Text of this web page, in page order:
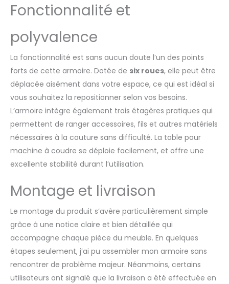
roulettes robustes, qui sont
pas nécessaire de lutter
pour déplacer la table, ce
qui permet d'économiser
du temps et des efforts.
【MULTIPLE USES】Ls table
pliante convient à d'autres
utilisations, telles que le
bureau, le buffet, la table
basse et ainsi de suite.
【ASSEMBLAGE FACILE】La
table pour machine à
et à utiliser grâce à des
claires. La conception de
l'apparence est élégante et
simple, ce qui complète
une variété de styles de
décoration intérieure.
Fonctionnalité et
polyvalence
La fonctionnalité est sans aucun doute l’un des points
forts de cette armoire. Dotée de six roues, elle peut être
déplacée aisément dans votre espace, ce qui est idéal si
vous souhaitez la repositionner selon vos besoins.
L’armoire intègre également trois étagères pratiques qui
permettent de ranger accessoires, fils et autres matériels
nécessaires à la couture sans difficulté. La table pour
machine à coudre se déploie facilement, et offre une
excellente stabilité durant l’utilisation.
Montage et livraison
Le montage du produit s’avère particulièrement simple
grâce à une notice claire et bien détaillée qui
accompagne chaque pièce du meuble. En quelques
étapes seulement, j’ai pu assembler mon armoire sans
rencontrer de problème majeur. Néanmoins, certains
utilisateurs ont signalé que la livraison a été effectuée en